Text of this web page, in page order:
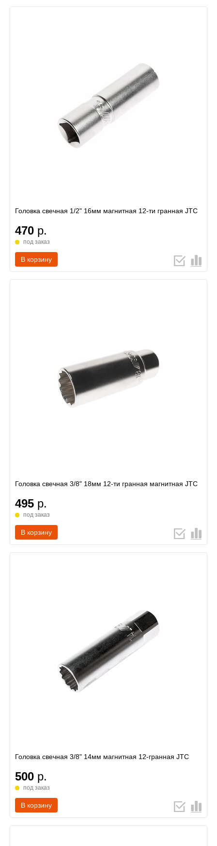
Головка свечная 1/2" 16мм магнитная 12-ти гранная JTC
470 р.
под заказ
В корзину
Головка свечная 3/8" 18мм 12-ти гранная магнитная JTC
495 р.
под заказ
В корзину
Головка свечная 3/8" 14мм магнитная 12-гранная JTC
500 р.
под заказ
В корзину